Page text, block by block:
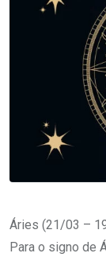
Áries (21/03 –
Para o signo de